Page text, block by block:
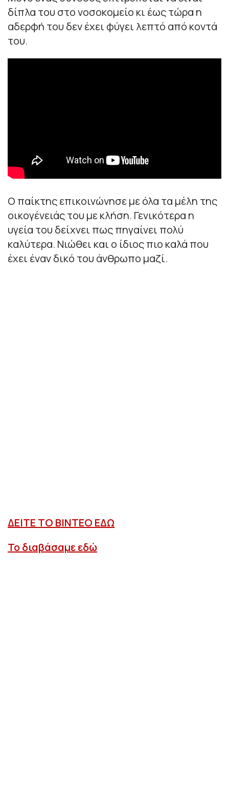
δίπλα του στο νοσοκομείο κι έως τώρα η
αδερφή του δεν έχει φύγει λεπτό από κοντά
του.
Ο παίκτης επικοινώνησε με όλα τα μέλη της
οικογένειάς του με κλήση. Γενικότερα η
υγεία του δείχνει πως πηγαίνει πολύ
καλύτερα. Νιώθει και ο ίδιος πιο καλά που
έχει έναν δικό του άνθρωπο μαζί.
ΔΕΙΤΕ ΤΟ ΒΙΝΤΕΟ ΕΔΩ
Το διαβάσαμε εδώ